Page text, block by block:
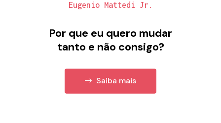
Eugenio Mattedi Jr.
Por que eu quero mudar
tanto e não consigo?
Saiba mais